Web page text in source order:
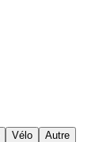
Vélo Autre